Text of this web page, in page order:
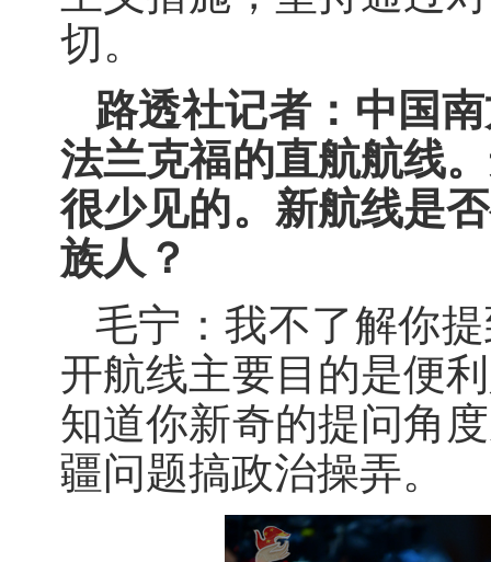
切。
路透社记者：中国
法兰克福的直航航线
很少见的。新航线是
族人？
毛宁：我不了解你
开航线主要目的是便
知道你新奇的提问角
疆问题搞政治操弄。